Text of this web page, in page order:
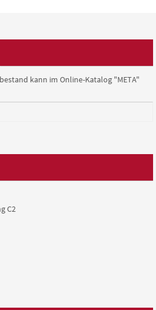
kann im Online-Katalog "META"
C2